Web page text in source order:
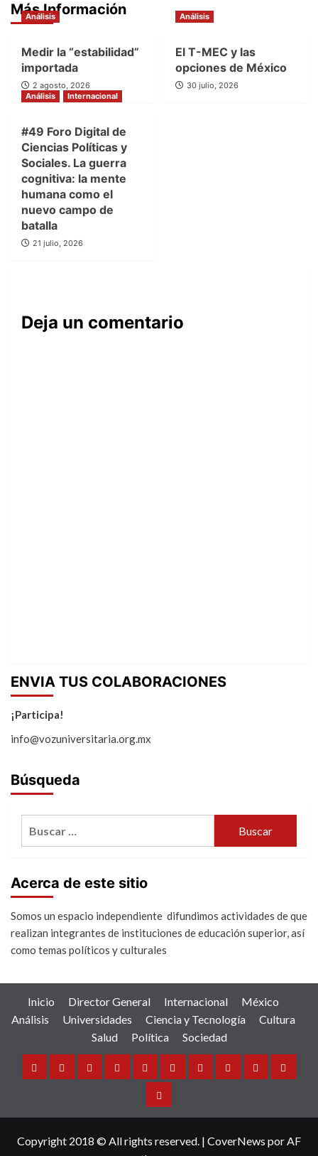
Más Información
Análisis
Medir la “estabilidad”
importada
2 agosto, 2026
Análisis
El T-MEC y las
opciones de México
30 julio, 2026
Análisis
Internacional
#49 Foro Digital de
Ciencias Políticas y
Sociales. La guerra
cognitiva: la mente
humana como el
nuevo campo de
batalla
21 julio, 2026
Deja un comentario
ENVIA TUS COLABORACIONES
¡Participa!
info@vozuniversitaria.org.mx
Búsqueda
Acerca de este sitio
Somos un espacio independiente difundimos actividades de que
realizan integrantes de instituciones de educación superior, así
como temas políticos y culturales
Inicio Director General Internacional
México
Análisis
Universidades Ciencia y Tecnología
Cultura
Salud
Política Sociedad
Inicio DirectorInternacional
MéxicoAnálisisUniversidades
CienciaCulturaSalud Política
Sociedad
Copyright 2018 © All rights reserved. | CoverNews por AF